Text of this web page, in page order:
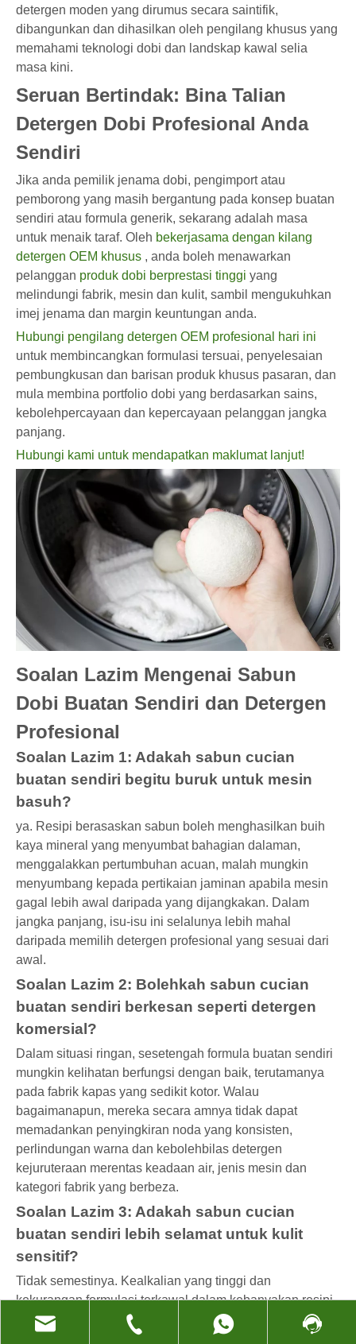
detergen moden yang dirumus secara saintifik,
dibangunkan dan dihasilkan oleh pengilang khusus yang
memahami teknologi dobi dan landskap kawal selia
masa kini.
Seruan Bertindak: Bina Talian
Detergen Dobi Profesional Anda
Sendiri
Jika anda pemilik jenama dobi, pengimport atau
pemborong yang masih bergantung pada konsep buatan
sendiri atau formula generik, sekarang adalah masa
untuk menaik taraf. Oleh bekerjasama dengan kilang
detergen OEM khusus , anda boleh menawarkan
pelanggan produk dobi berprestasi tinggi yang
melindungi fabrik, mesin dan kulit, sambil mengukuhkan
imej jenama dan margin keuntungan anda.
Hubungi pengilang detergen OEM profesional hari ini
untuk membincangkan formulasi tersuai, penyelesaian
pembungkusan dan barisan produk khusus pasaran, dan
mula membina portfolio dobi yang berdasarkan sains,
kebolehpercayaan dan kepercayaan pelanggan jangka
panjang.
Hubungi kami untuk mendapatkan maklumat lanjut!
Soalan Lazim Mengenai Sabun
Dobi Buatan Sendiri dan Detergen
Profesional
Soalan Lazim 1: Adakah sabun cucian
buatan sendiri begitu buruk untuk mesin
basuh?
ya. Resipi berasaskan sabun boleh menghasilkan buih
kaya mineral yang menyumbat bahagian dalaman,
menggalakkan pertumbuhan acuan, malah mungkin
menyumbang kepada pertikaian jaminan apabila mesin
gagal lebih awal daripada yang dijangkakan. Dalam
jangka panjang, isu-isu ini selalunya lebih mahal
daripada memilih detergen profesional yang sesuai dari
awal.
Soalan Lazim 2: Bolehkah sabun cucian
buatan sendiri berkesan seperti detergen
komersial?
Dalam situasi ringan, sesetengah formula buatan sendiri
mungkin kelihatan berfungsi dengan baik, terutamanya
pada fabrik kapas yang sedikit kotor. Walau
bagaimanapun, mereka secara amnya tidak dapat
memadankan penyingkiran noda yang konsisten,
perlindungan warna dan kebolehbilas detergen
kejuruteraan merentas keadaan air, jenis mesin dan
kategori fabrik yang berbeza.
Soalan Lazim 3: Adakah sabun cucian
buatan sendiri lebih selamat untuk kulit
sensitif?
Tidak semestinya. Kealkalian yang tinggi dan
kekurangan formulasi terkawal dalam kebanyakan resipi
DIY boleh merengsakan kulit sensitif atau atopik,
terutamanya apabila residu kekal pada fabrik.